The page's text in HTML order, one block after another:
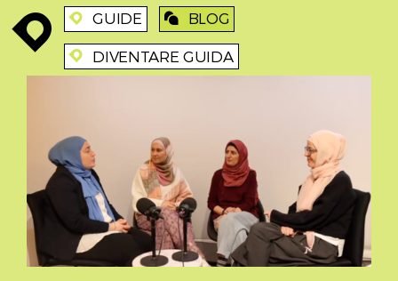
enroute enroute GUIDE blog BLOG
enroute DIVENTARE GUIDA